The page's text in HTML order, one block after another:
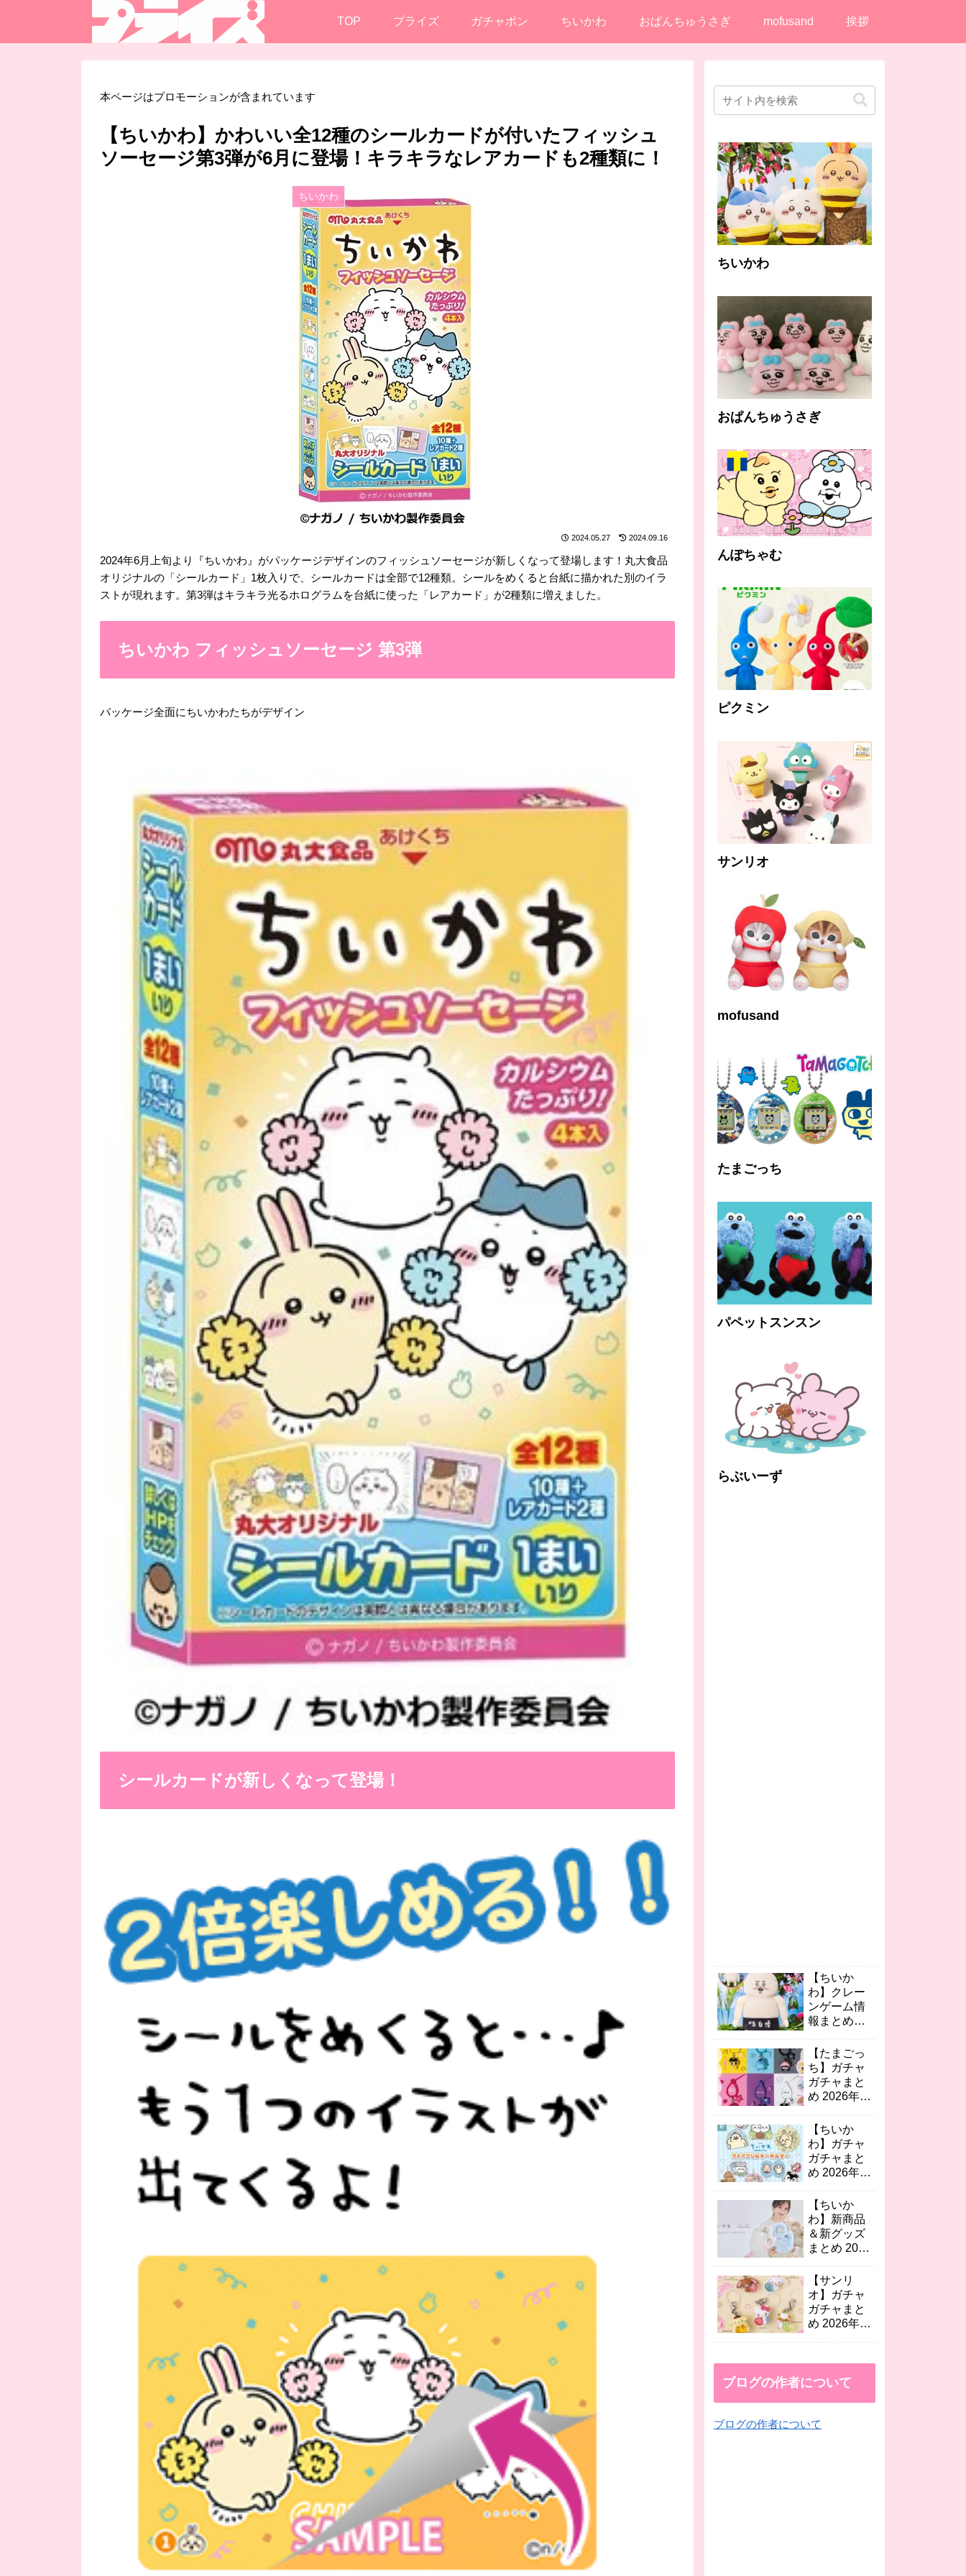
TOP プライズ ガチャポン ちいかわ おぱんちゅうさぎ mofusand 挨拶
本ページはプロモーションが含まれています
【ちいかわ】かわいい全12種のシールカードが付いたフィッシュ
ソーセージ第3弾が6月に登場！キラキラなレアカードも2種類に！
ちいかわ
2024.05.27 2024.09.16
2024年6月上旬より『ちいかわ』がパッケージデザインのフィッシュソーセージが新しくなって登場します！丸大食品
オリジナルの「シールカード」1枚入りで、シールカードは全部で12種類。シールをめくると台紙に描かれた別のイラ
ストが現れます。第3弾はキラキラ光るホログラムを台紙に使った「レアカード」が2種類に増えました。
ちいかわ フィッシュソーセージ 第3弾
パッケージ全面にちいかわたちがデザイン
シールカードが新しくなって登場！
ちいかわ
おぱんちゅうさぎ
んぽちゃむ
ピクミン
サンリオ
mofusand
たまごっち
パペットスンスン
らぶいーず
【ちいか
わ】クレー
ンゲーム情
報まとめ
最新 人魚の
島のひみつ
島二郎BIG
ぬい/ゆらゆ
など続々！
【たまごっ
ち】ガチャ
ガチャまと
め 2026年8
フルマルチ
チャーム2/
おりたたみ
コンテナの
場！
【ちいか
わ】ガチャ
ガチャまと
め 2026年8
ちいかわ キ
ーホルダ
ー・ミニチ
ュアおめん
【ちいか
わ】新商品
＆新グッズ
まとめ 2026
映画 人魚の
島のひみつ×
セブン、
EMODA、
続々！
【サンリ
オ】ガチャ
ガチャまと
め 2026年8
るしチャー
ムやテトラ
のめじるし
ブログの作者について
ブログの作者について